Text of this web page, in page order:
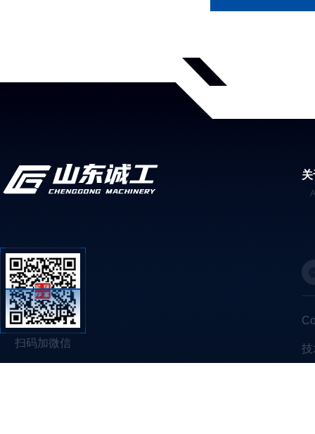
扫码加微信 技